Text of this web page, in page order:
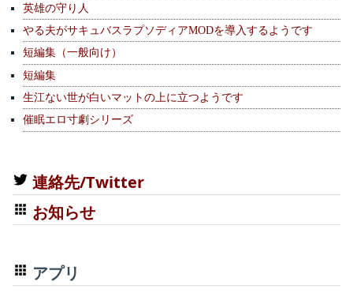
英雄の守り人
やる夫がサキュバスラプソディアMODを導入するようです
短編集（一般向け）
短編集
生江ない世が白いマットの上に立つようです
催眠エロ寸劇シリーズ
連絡先/Twitter
お知らせ
アプリ